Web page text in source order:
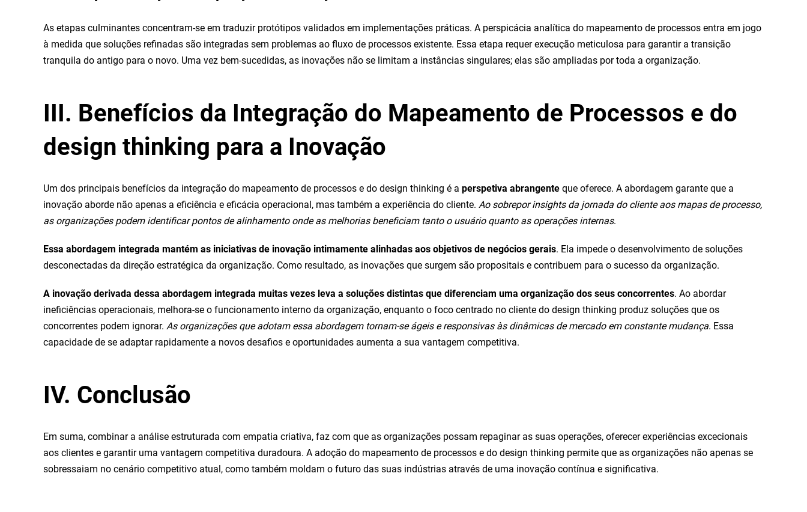
As etapas culminantes concentram-se em traduzir protótipos validados em implementações práticas. A perspicácia analítica do mapeamento de processos entra em jogo
à medida que soluções refinadas são integradas sem problemas ao fluxo de processos existente. Essa etapa requer execução meticulosa para garantir a transição
tranquila do antigo para o novo. Uma vez bem-sucedidas, as inovações não se limitam a instâncias singulares; elas são ampliadas por toda a organização.
III. Benefícios da Integração do Mapeamento de Processos e do
design thinking para a Inovação
Um dos principais benefícios da integração do mapeamento de processos e do design thinking é a perspetiva abrangente que oferece. A abordagem garante que a
inovação aborde não apenas a eficiência e eficácia operacional, mas também a experiência do cliente. Ao sobrepor insights da jornada do cliente aos mapas de processo,
as organizações podem identificar pontos de alinhamento onde as melhorias beneficiam tanto o usuário quanto as operações internas.
Essa abordagem integrada mantém as iniciativas de inovação intimamente alinhadas aos objetivos de negócios gerais. Ela impede o desenvolvimento de soluções
desconectadas da direção estratégica da organização. Como resultado, as inovações que surgem são propositais e contribuem para o sucesso da organização.
A inovação derivada dessa abordagem integrada muitas vezes leva a soluções distintas que diferenciam uma organização dos seus concorrentes. Ao abordar
ineficiências operacionais, melhora-se o funcionamento interno da organização, enquanto o foco centrado no cliente do design thinking produz soluções que os
concorrentes podem ignorar. As organizações que adotam essa abordagem tornam-se ágeis e responsivas às dinâmicas de mercado em constante mudança. Essa
capacidade de se adaptar rapidamente a novos desafios e oportunidades aumenta a sua vantagem competitiva.
IV. Conclusão
Em suma, combinar a análise estruturada com empatia criativa, faz com que as organizações possam repaginar as suas operações, oferecer experiências excecionais
aos clientes e garantir uma vantagem competitiva duradoura. A adoção do mapeamento de processos e do design thinking permite que as organizações não apenas se
sobressaiam no cenário competitivo atual, como também moldam o futuro das suas indústrias através de uma inovação contínua e significativa.